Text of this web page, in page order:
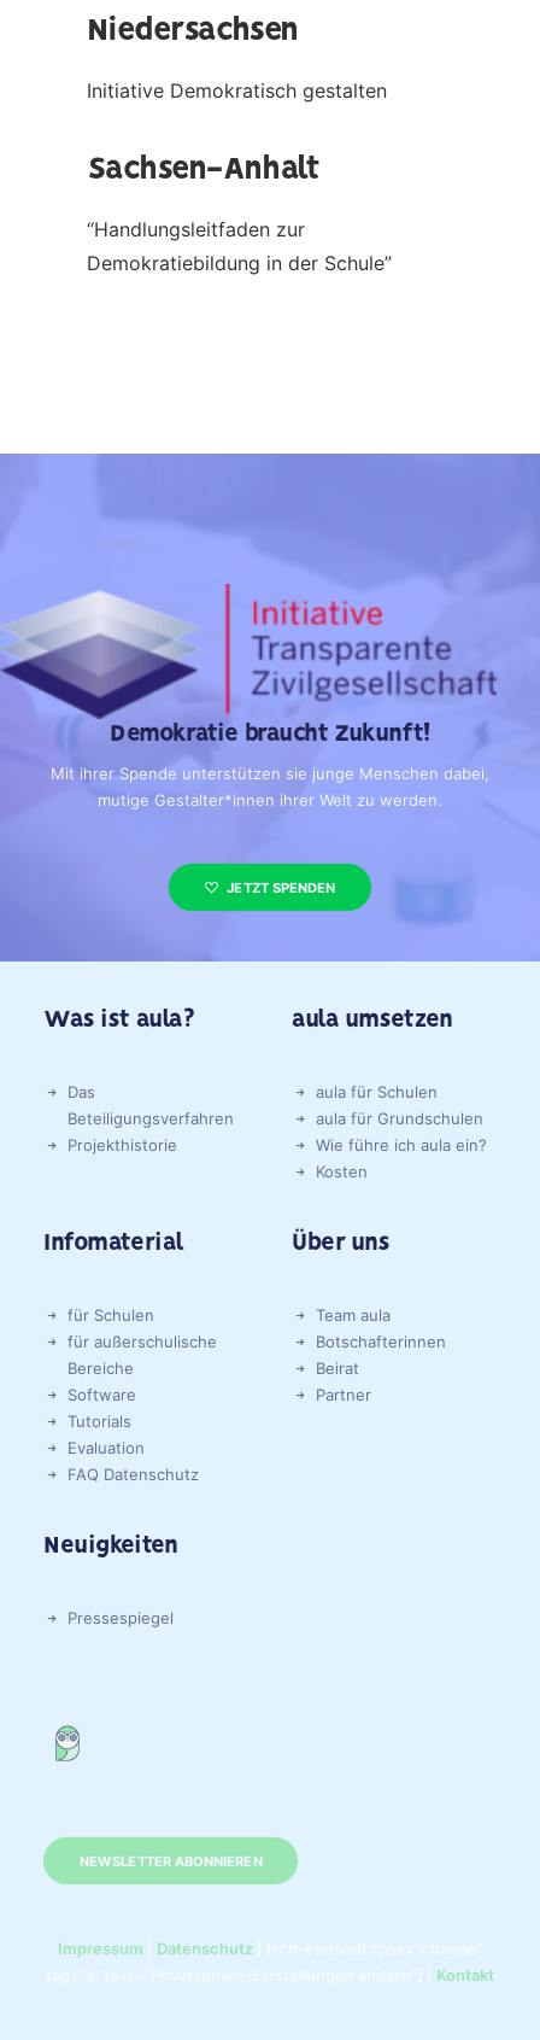
Niedersachsen
Initiative Demokratisch gestalten
Sachsen-Anhalt
“Handlungsleitfaden zur
Demokratiebildung in der Schule”
Demokratie braucht Zukunft!
Mit ihrer Spende unterstützen sie junge Menschen dabei,
mutige Gestalter*innen ihrer Welt zu werden.
JETZT SPENDEN
Was ist aula?
Das
Beteiligungsverfahren
Projekthistorie
aula umsetzen
aula für Schulen
aula für Grundschulen
Wie führe ich aula ein?
Kosten
Infomaterial
für Schulen
für außerschulische
Bereiche
Software
Tutorials
Evaluation
FAQ Datenschutz
Über uns
Team aula
Botschafterinnen
Beirat
Partner
Neuigkeiten
Pressespiegel
NEWSLETTER ABONNIEREN
Impressum Datenschutz| [rcb-consent type=”change”
Kontakt